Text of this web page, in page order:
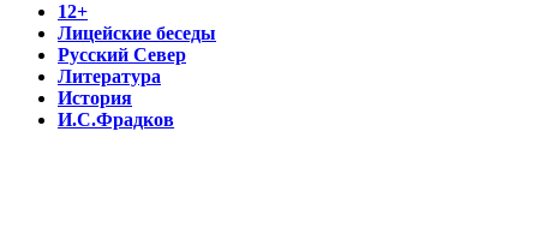
12+
Лицейские беседы
Русский Север
Литература
История
И.С.Фрадков